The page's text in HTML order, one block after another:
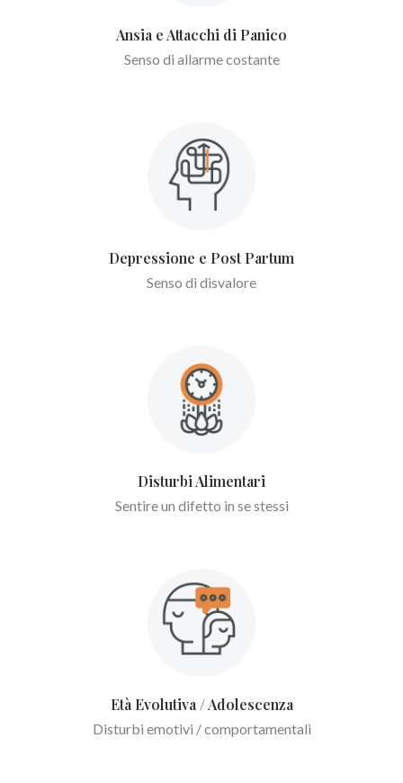
Ansia e Attacchi di Panico
Senso di allarme costante
Depressione e Post Partum
Senso di disvalore
Disturbi Alimentari
Sentire un difetto in se stessi
Età Evolutiva / Adolescenza
Disturbi emotivi / comportamentali